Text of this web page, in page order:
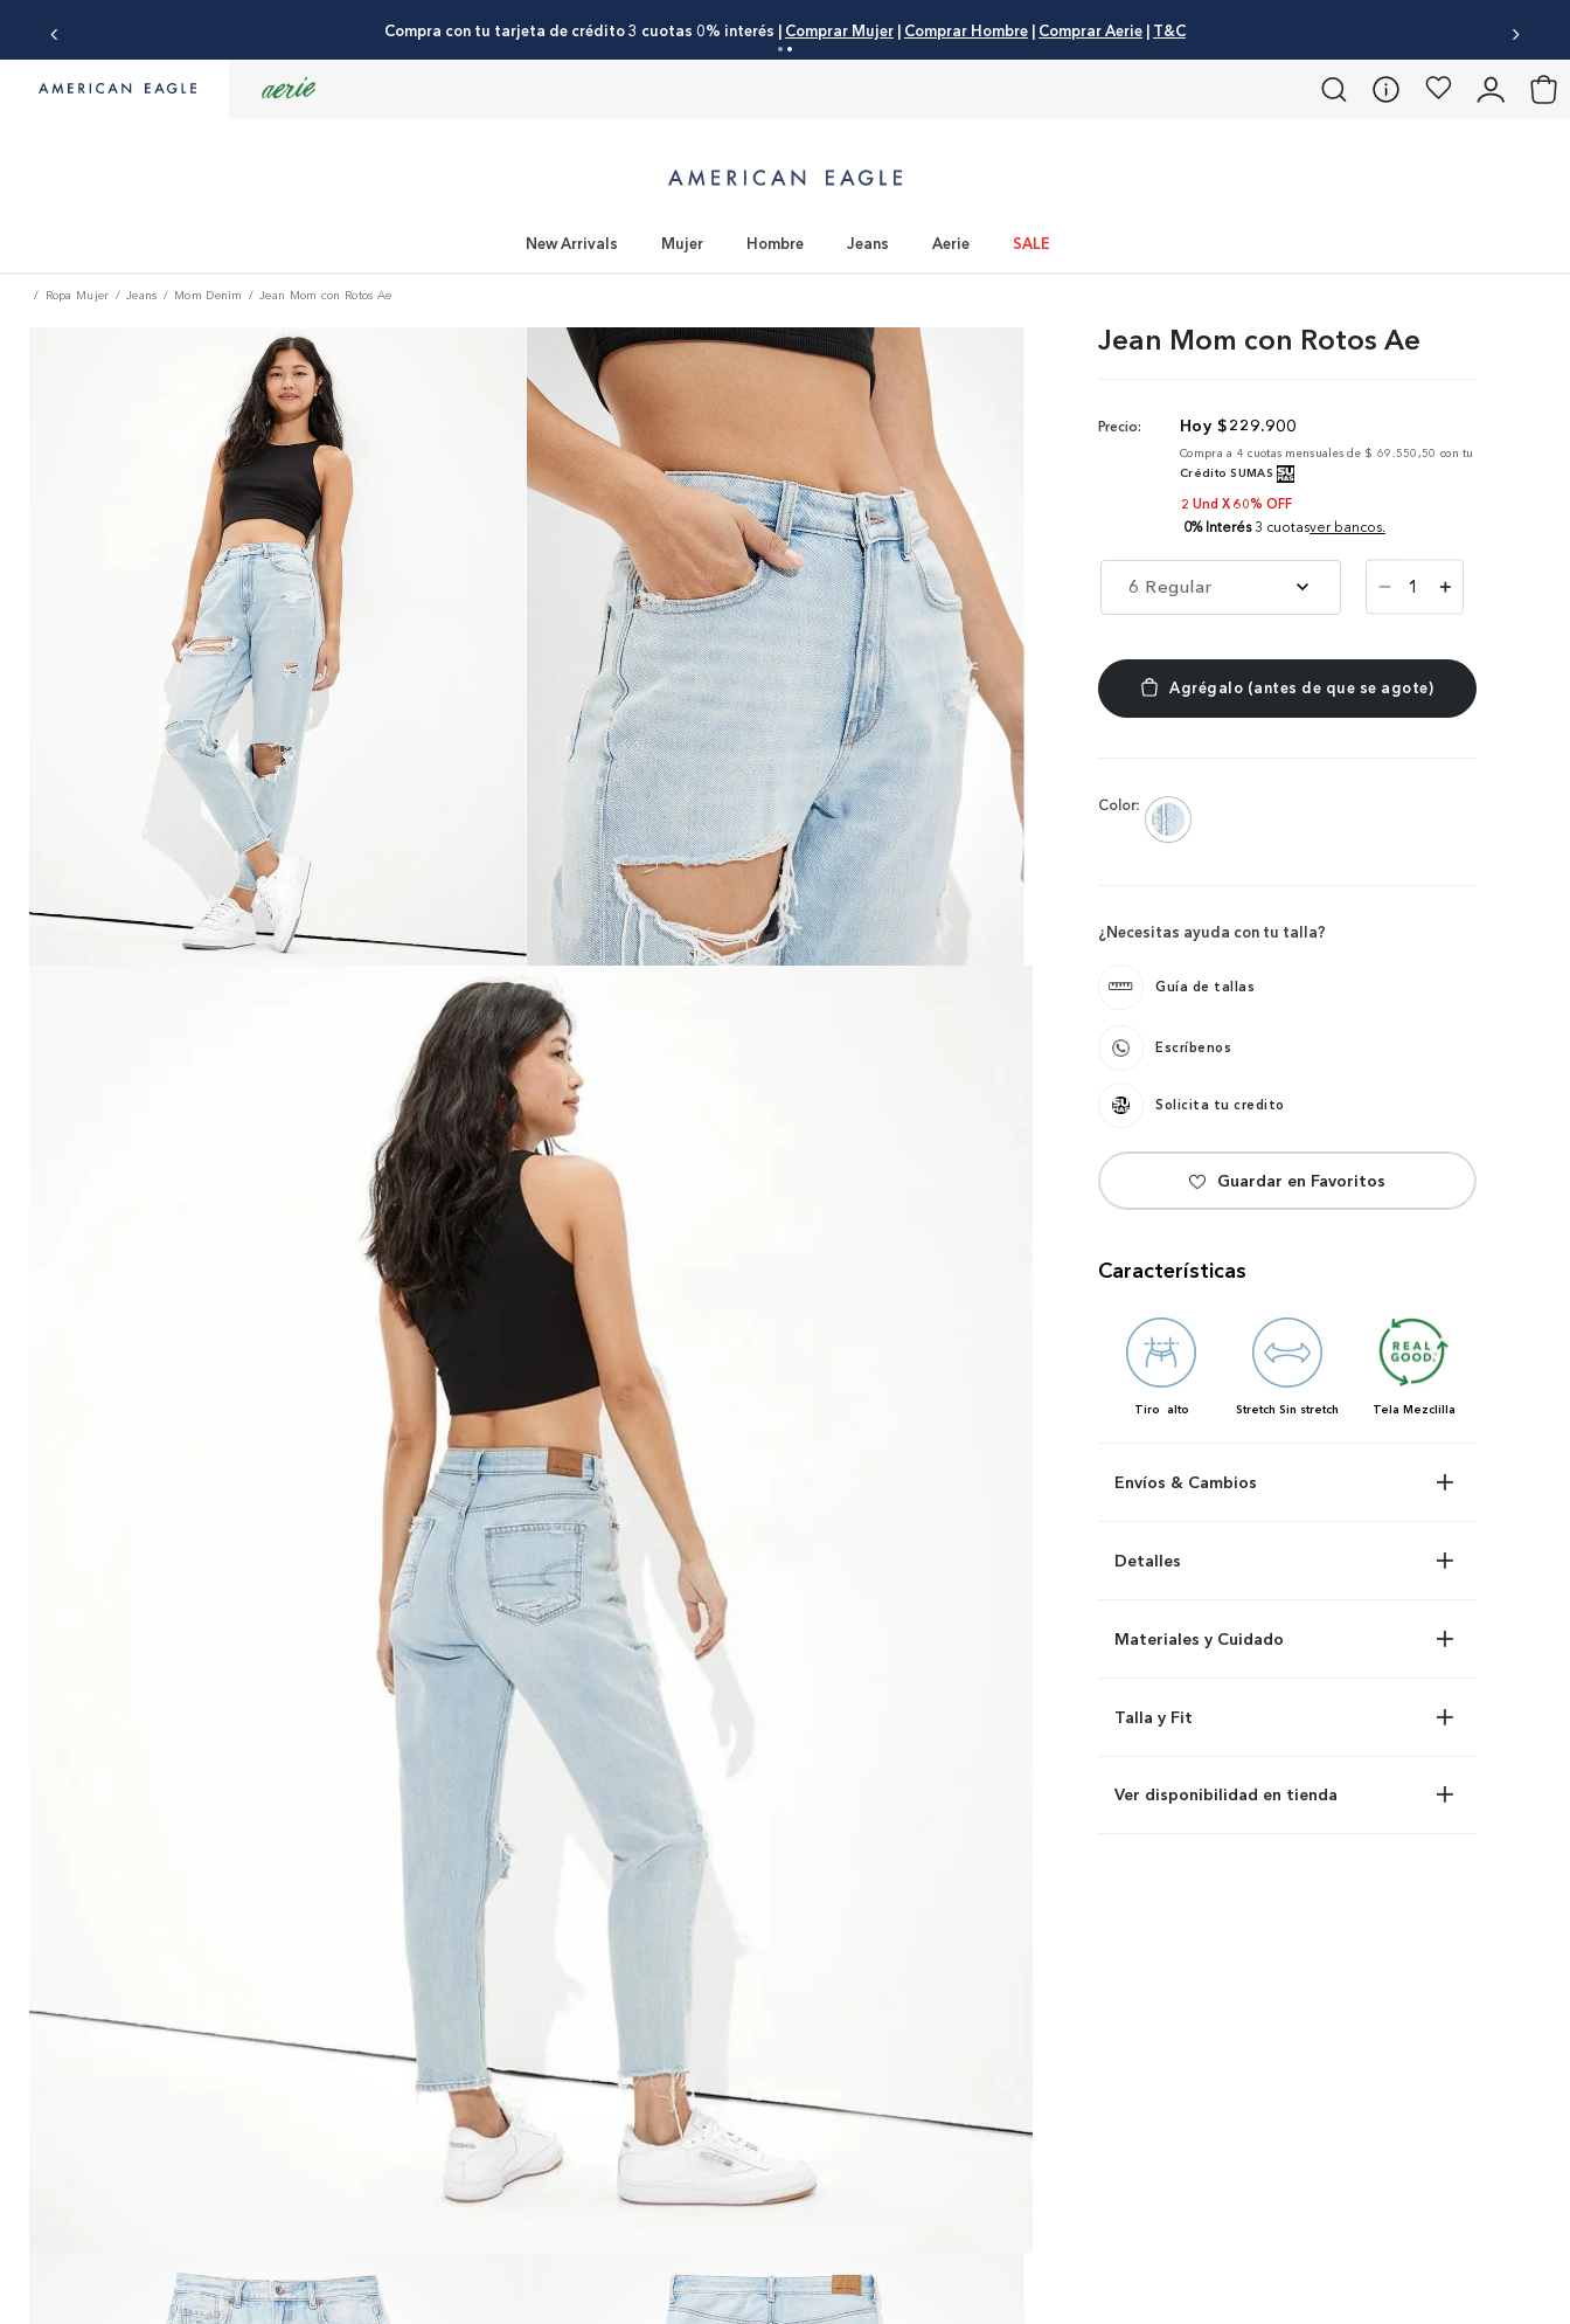
Compra con tu tarjeta de crédito 3 cuotas 0% interés | Comprar Mujer | Comprar Hombre | Comprar Aerie | T&C
New Arrivals Mujer Hombre Jeans Aerie SALE
Ropa Mujer Jeans Mom Denim Jean Mom con Rotos Ae
Jean Mom con Rotos Ae
Precio: $229.900
Compra a 4 cuotas mensuales de $ 69.550,50 con tu
Crédito SUMAS
2 Und X 60% OFF
0% Interés 3 cuotasver bancos.
6 Regular ＋
－
Color:
¿Necesitas ayuda con tu talla?
Guía de tallas
Escríbenos
Solicita tu credito
Características
Tiro alto Stretch Sin stretch Tela Mezclilla
Envíos & Cambios
Detalles
Materiales y Cuidado
Talla y Fit
Ver disponibilidad en tienda